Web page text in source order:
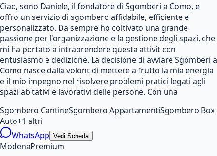
Ciao, sono Daniele, il fondatore di Sgomberi a Como, e
offro un servizio di sgombero affidabile, efficiente e
personalizzato. Da sempre ho coltivato una grande
passione per l'organizzazione e la gestione degli spazi, che
mi ha portato a intraprendere questa attivit con
entusiasmo e dedizione. La decisione di avviare Sgomberi a
Como nasce dalla volont di mettere a frutto la mia energia
e il mio impegno nel risolvere problemi pratici legati agli
spazi abitativi e lavorativi delle persone. Con una
Sgombero CantineSgombero AppartamentiSgombero Box
Auto+1 altri
WhatsApp Vedi Scheda
ModenaPremium